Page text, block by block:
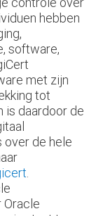
hebben
software,
met zijn
tot
is daardoor de
de hele
.
Oracle